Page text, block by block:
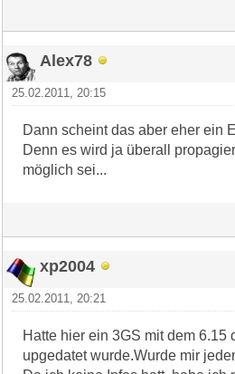
Alex78
25.02.2011, 20:15
Dann scheint das aber eher ein
Denn es wird ja überall
möglich sei...
xp2004
25.02.2011, 20:21
Hatte hier ein 3GS mit dem 6.15
upgedatet wurde.Wurde mir